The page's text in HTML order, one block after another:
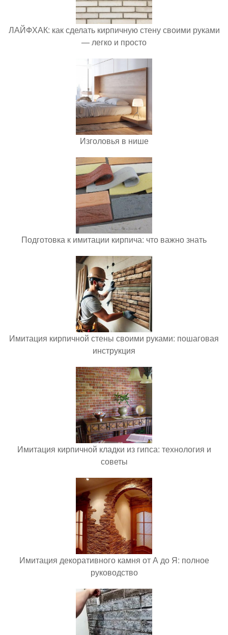
ЛАЙФХАК: как сделать кирпичную стену своими руками
— легко и просто
Изголовья в нише
Подготовка к имитации кирпича: что важно знать
Имитация кирпичной стены своими руками: пошаговая
инструкция
Имитация кирпичной кладки из гипса: технология и
советы
Имитация декоративного камня от А до Я: полное
руководство